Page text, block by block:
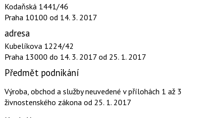
Kodaňská 1441/46
Praha 10100 od 14. 3. 2017
adresa
Kubelíkova 1224/42
Praha 13000 do 14. 3. 2017od 25. 1. 2017
Předmět podnikání
Výroba, obchod a služby neuvedené v přílohách 1 až 3
živnostenského zákona od 25. 1. 2017